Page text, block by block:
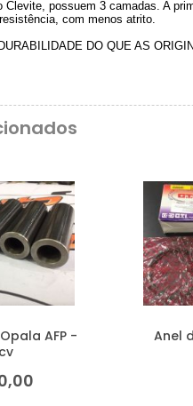
Clevite, possuem 3 camadas. A
com menos atrito.
DO QUE AS
AFP -
Anel